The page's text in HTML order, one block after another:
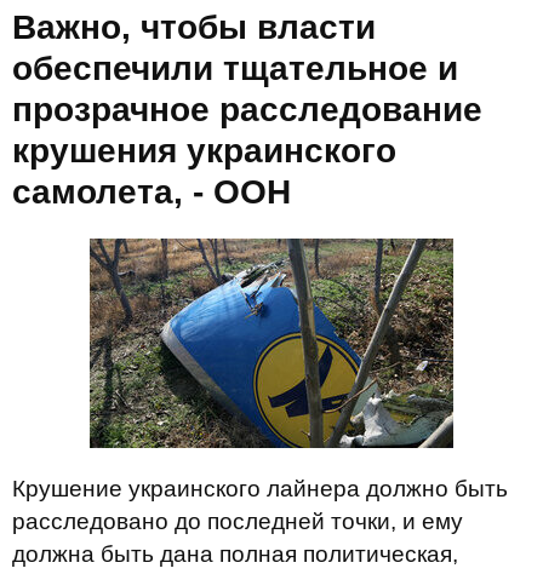
Важно, чтобы власти
обеспечили тщательное и
прозрачное расследование
крушения украинского
самолета, - ООН
Крушение украинского лайнера должно быть
расследовано до последней точки, и ему
должна быть дана полная политическая,